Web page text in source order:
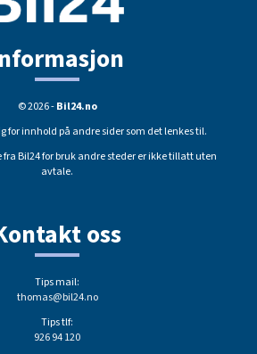
© 2026 -Bil24.no
for innhold på andre sider som det lenkes til.
Bil24 for bruk andre steder er ikke tillatt uten
avtale.
oss
Tips mail:
thomas@bil24.no
Tips tlf:
926 94 120